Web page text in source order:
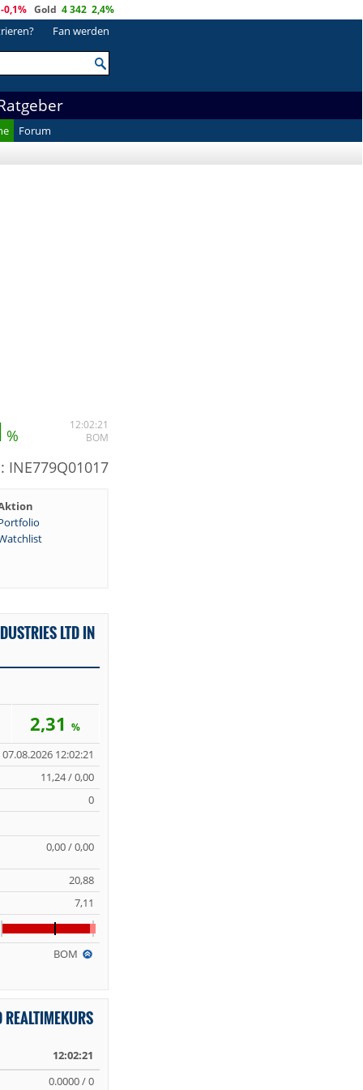
-0,1% Gold 4 342 2,4%
Fan werden
Forum
%
12:02:21
BOM
INE779Q01017
LTD IN
2,31%
07.08.2026 12:02:21
11,24 / 0,00
0
0,00 / 0,00
20,88
7,11
BOM
12:02:21
0.0000 / 0